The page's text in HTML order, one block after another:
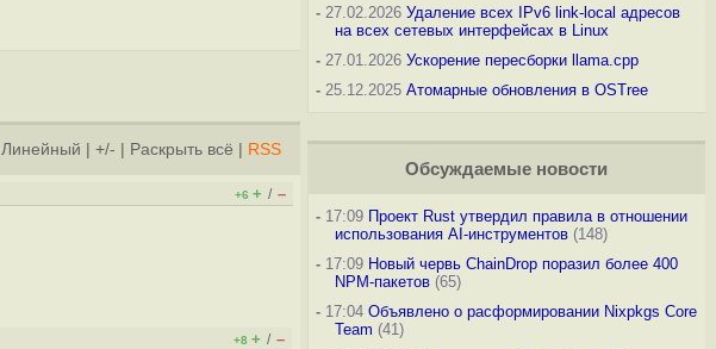
Линейный +/- Раскрыть всё RSS
+6 + / –
+8 + / –
-27.02.2026 Удаление всех IPv6 link-local адресов
на всех сетевых интерфейсах в Linux
-27.01.2026 Ускорение пересборки llama.cpp
-25.12.2025 Атомарные обновления в OSTree
Обсуждаемые новости
-17:09 Проект Rust утвердил правила в отношении
использования AI-инструментов(148)
-17:09 Новый червь ChainDrop поразил более 400
NPM-пакетов(65)
-17:04 Объявлено о расформировании Nixpkgs Core
Team (41)